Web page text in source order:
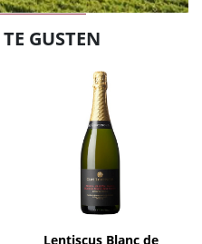
GUSTEN
Lentiscus Blanc de
AÑADIR